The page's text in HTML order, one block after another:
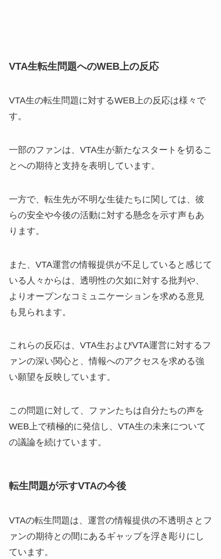
VTA生転生問題へのWEB上の反応
VTA生の転生問題に対するWEB上の反応は様々で
す。
一部のファンは、VTA生が新たなスタートを切るこ
とへの期待と支持を表明しています。
一方で、転生先が不明な生徒たちに関しては、彼
らの安全や今後の活動に対する懸念を示す声もあ
ります。
また、VTA運営の情報提供が不足していると感じて
いる人々からは、透明性の欠如に対する批判や、
よりオープンなコミュニケーションを求める意見
も見られます。
これらの反応は、VTA生およびVTA運営に対するフ
ァンの深い関心と、情報へのアクセスを求める強
い願望を反映しています。
この問題に対して、ファンたちは自分たちの声を
WEB上で積極的に発信し、VTA生の未来について
の議論を続けています。
転生問題が示すVTAの今後
VTAの転生問題は、運営の情報提供の不透明さとフ
ァンの期待との間にあるギャップを浮き彫りにし
ています。